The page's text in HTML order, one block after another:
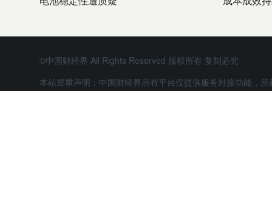
©中国财经界 All Rights Reserved 版权所有 复制必究
本站郑重声明：中国财经界所有平台仅提供服务对接功能，